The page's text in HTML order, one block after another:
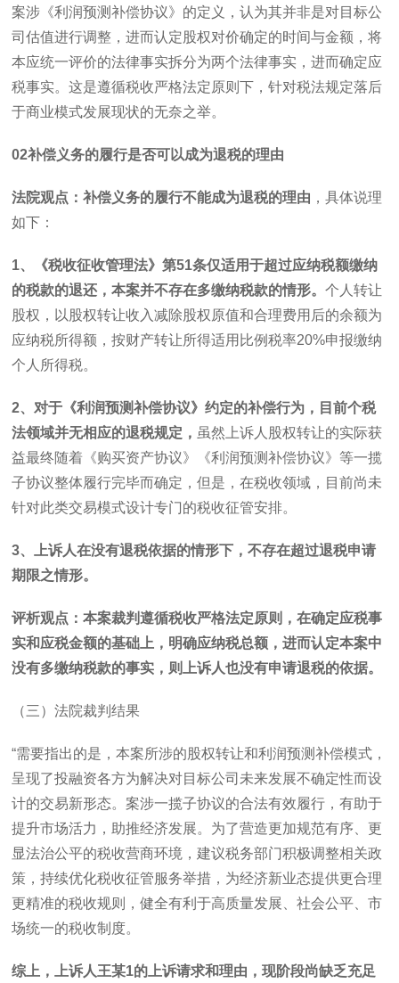
案涉《利润预测补偿协议》的定义，认为其并非是对目标公
司估值进行调整，进而认定股权对价确定的时间与金额，将
本应统一评价的法律事实拆分为两个法律事实，进而确定应
税事实。这是遵循税收严格法定原则下，针对税法规定落后
于商业模式发展现状的无奈之举。
02补偿义务的履行是否可以成为退税的理由
法院观点：补偿义务的履行不能成为退税的理由 ，具体说理
如下：
1、《税收征收管理法》第51条仅适用于超过应纳税额缴纳
的税款的退还，本案并不存在多缴纳税款的情形。个人转让
股权，以股权转让收入减除股权原值和合理费用后的余额为
应纳税所得额，按财产转让所得适用比例税率20%申报缴纳
个人所得税。
2、对于《利润预测补偿协议》约定的补偿行为，目前个税
法领域并无相应的退税规定， 虽然上诉人股权转让的实际获
益最终随着《购买资产协议》《利润预测补偿协议》等一揽
子协议整体履行完毕而确定，但是，在税收领域，目前尚未
针对此类交易模式设计专门的税收征管安排。
3、上诉人在没有退税依据的情形下，不存在超过退税申请
期限之情形。
评析观点：本案裁判遵循税收严格法定原则，在确定应税事
实和应税金额的基础上，明确应纳税总额，进而认定本案中
没有多缴纳税款的事实，则上诉人也没有申请退税的依据。
（三）法院裁判结果
“需要指出的是，本案所涉的股权转让和利润预测补偿模式，
呈现了投融资各方为解决对目标公司未来发展不确定性而设
计的交易新形态。案涉一揽子协议的合法有效履行，有助于
提升市场活力，助推经济发展。为了营造更加规范有序、更
显法治公平的税收营商环境，建议税务部门积极调整相关政
策，持续优化税收征管服务举措，为经济新业态提供更合理
更精准的税收规则，健全有利于高质量发展、社会公平、市
场统一的税收制度。
综上，上诉人王某1的上诉请求和理由，现阶段尚缺乏充足